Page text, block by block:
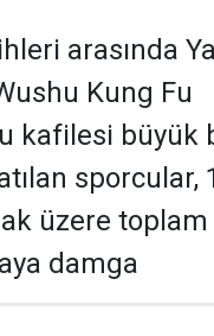
arasında
Kung Fu
kafilesi büyük
sporcular,
üzere
damga